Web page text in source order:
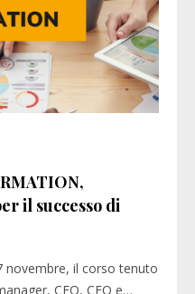
il successo di
novembre, il corso tenuto
CEO, CFO e…